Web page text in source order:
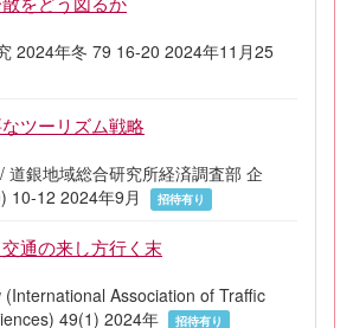
2024年冬 79 16-20 2024年11月25
ツーリズム戦略
道銀地域総合研究所経済調査部 企
10-12 2024年9月
招待有り
通の来し方行く末
(International Association of Traffic
49(1) 2024年
招待有り